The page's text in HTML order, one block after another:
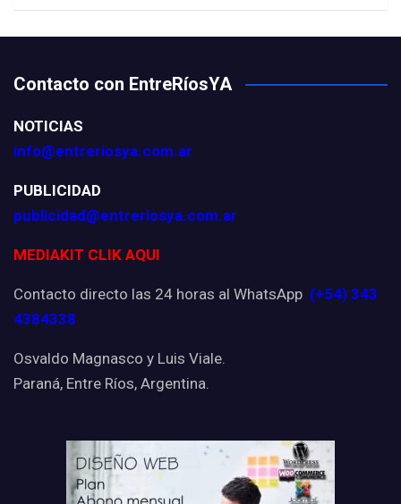
Contacto con EntreRíosYA
NOTICIAS
info@entreriosya.com.ar
PUBLICIDAD
publicidad@entreriosya.com.ar
MEDIAKIT CLIK AQUI
Contacto directo las 24 horas al WhatsApp (+54) 343
4384338
Osvaldo Magnasco y Luis Viale.
Paraná, Entre Ríos, Argentina.